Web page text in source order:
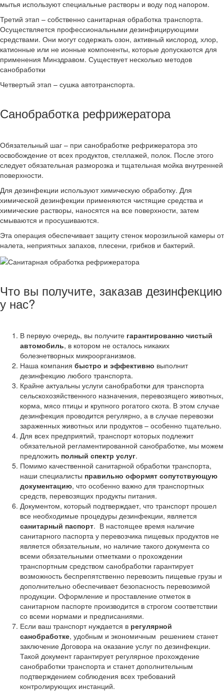
мытья используют специальные растворы и воду под напором.
Третий этап – собственно санитарная обработка транспорта.
Осуществляется профессиональными дезинфицирующими
средствами. Они могут содержать озон, активный кислород, хлор,
катионные или не ионные компоненты, которые допускаются для
применения Минздравом. Существует несколько методов
санобработки
Четвертый этап – сушка автотранспорта.
Санобработка рефрижератора
Обязательный шаг – при санобработке рефрижератора это
освобождение от всех продуктов, стеллажей, полок. После этого
следует обязательная разморозка и тщательная мойка внутренней
поверхности.
Для дезинфекции используют химическую обработку. Для
химической дезинфекции применяются чистящие средства и
химические растворы, наносятся на все поверхности, затем
смываются и просушиваются.
Эта операция обеспечивает защиту стенок морозильной камеры от
налета, неприятных запахов, плесени, грибков и бактерий.
Что вы получите, заказав дезинфекцию
у нас?
В первую очередь, вы получите гарантированно чистый
автомобиль, в котором не осталось никаких
болезнетворных микроорганизмов.
Наша компания быстро и эффективно выполнит
дезинфекцию любого транспорта.
Крайне актуальны услуги санобработки для транспорта
сельскохозяйственного назначения, перевозящего животных,
корма, мясо птицы и крупного рогатого скота. В этом случае
дезинфекция проводится регулярно, а в случае перевозки
зараженных животных или продуктов – особенно тщательно.
Для всех предприятий, транспорт которых подлежит
обязательной регламентированной санобработке, мы можем
предложить полный спектр услуг.
Помимо качественной санитарной обработки транспорта,
наши специалисты правильно оформят сопутствующую
документацию, что особенно важно для транспортных
средств, перевозящих продукты питания.
Документом, который подтверждает, что транспорт прошел
все необходимые процедуры дезинфекции, является
санитарный паспорт. В настоящее время наличие
санитарного паспорта у перевозчика пищевых продуктов не
является обязательным, но наличие такого документа со
всеми обязательными отметками о прохождении
транспортным средством санобработки гарантирует
возможность беспрепятственно перевозить пищевые грузы и
дополнительно обеспечивает безопасность перевозимой
продукции. Оформление и проставление отметок в
санитарном паспорте производится в строгом соответствии
со всеми нормами и предписаниями.
Если ваш транспорт нуждается в регулярной
санобработке, удобным и экономичным решением станет
заключение Договора на оказание услуг по дезинфекции.
Такой документ гарантирует регулярное прохождение
санобработки транспорта и станет дополнительным
подтверждением соблюдения всех требований
контролирующих инстанций.